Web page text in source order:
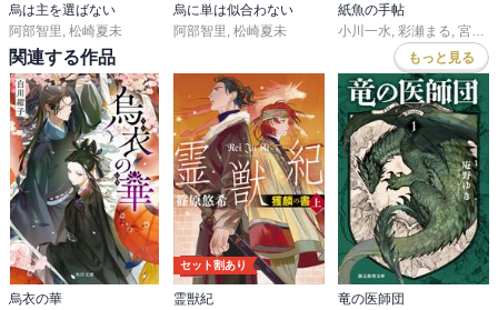
短編だったのですが、結構面白かったです。
多分内容は直ぐに忘れてしまうけれど、その時楽しければまぁ短編
も有りですね♪
毛嫌いせずに、たまには短編も読みますか (๑˃̵ᴗ˂̵)و
烏は主を選ばない
阿部智里 , 松崎夏未
烏に単は似合わない
阿部智里 , 松崎夏未
紙魚の手帖
小川一水, 彩瀬まる, 宮西建礼
関連する作品 もっと見る
烏衣の華
セット割あり
霊獣紀
竜の医師団